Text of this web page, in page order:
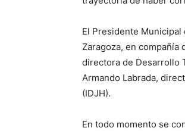
El Presidente
Zaragoza, en
directora de Desarrollo
Armando Labrada,
(IDJH).
En todo momento se